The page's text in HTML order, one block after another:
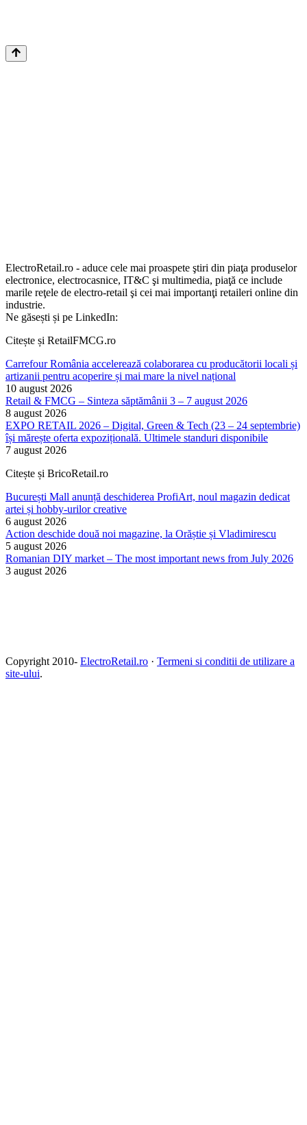
ElectroRetail.ro - aduce cele mai proaspete ştiri din piaţa produselor
electronice, electrocasnice, IT&C şi multimedia, piaţă ce include
marile reţele de electro-retail şi cei mai importanţi retaileri online din
industrie.
Ne găsești și pe LinkedIn:
Citește și RetailFMCG.ro
Carrefour România accelerează colaborarea cu producătorii locali și
artizanii pentru acoperire și mai mare la nivel național
10 august 2026
Retail & FMCG – Sinteza săptămânii 3 – 7 august 2026
8 august 2026
EXPO RETAIL 2026 – Digital, Green & Tech (23 – 24 septembrie)
își mărește oferta expozițională. Ultimele standuri disponibile
7 august 2026
Citește și BricoRetail.ro
București Mall anunță deschiderea ProfiArt, noul magazin dedicat
artei și hobby-urilor creative
6 august 2026
Action deschide două noi magazine, la Orăștie și Vladimirescu
5 august 2026
Romanian DIY market – The most important news from July 2026
3 august 2026
Copyright 2010- ElectroRetail.ro · Termeni si conditii de utilizare a
site-ului.